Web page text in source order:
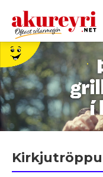
Leita